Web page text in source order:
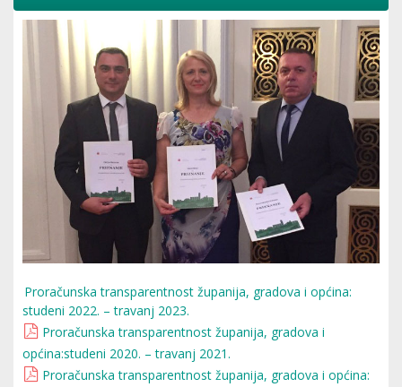
Proračunska transparentnost županija, gradova i općina:
studeni 2022. – travanj 2023.
Proračunska transparentnost županija, gradova i
općina:studeni 2020. – travanj 2021.
Proračunska transparentnost županija, gradova i općina: